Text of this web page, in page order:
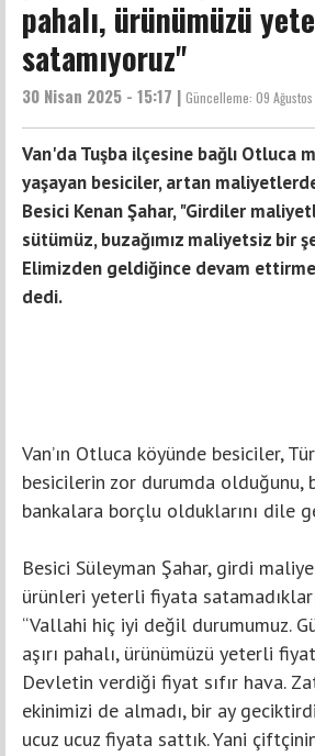
pahalı, ürünümüzü
satamıyoruz''
30 Nisan 2025 - 15:17 | Güncelleme: 09
Van'da Tuşba ilçesine bağlı Otluca
yaşayan besiciler, artan
Besici Kenan Şahar, "Girdiler
sütümüz, buzağımız maliyetsiz bir
Elimizden geldiğince devam
dedi.
Van’ın Otluca köyünde besiciler,
besicilerin zor durumda olduğunu,
bankalara borçlu olduklarını dile
Besici Süleyman Şahar, girdi
ürünleri yeterli fiyata
“Vallahi hiç iyi değil durumumuz.
aşırı pahalı, ürünümüzü yeterli
Devletin verdiği fiyat sıfır hava.
ekinimizi de almadı, bir ay
ucuz ucuz fiyata sattık. Yani